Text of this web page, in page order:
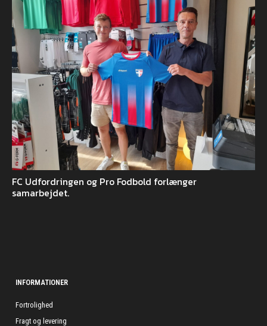
FC Udfordringen og Pro Fodbold forlænger
samarbejdet.
INFORMATIONER
Fortrolighed
Fragt og levering